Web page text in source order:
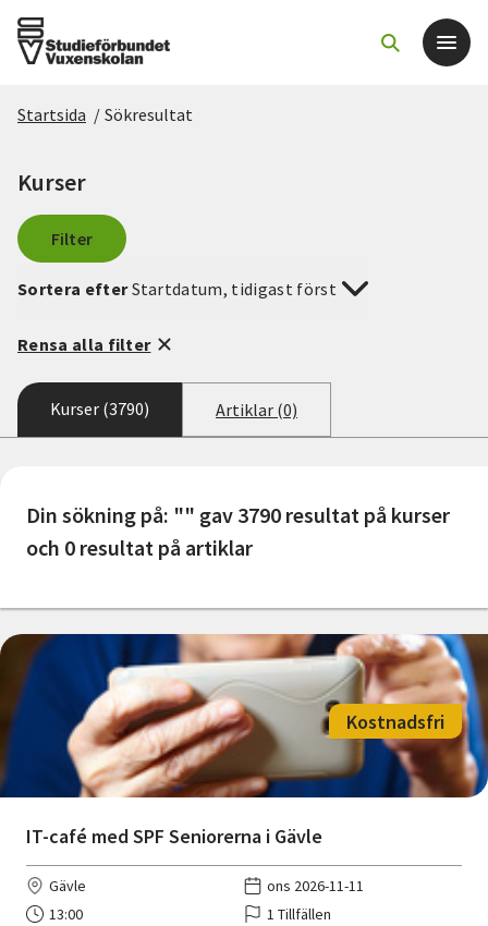
För dig som
Sök kurser och evenemang
Starta studiecirkel
Cirkelledare
Nyheter
Avdelningar
Lyssna
Startsida / Sökresultat
Kurser
Filter
Sortera efterStartdatum, tidigast först
Rensa alla filter
Kurser (3790) Artiklar (0)
Din sökning på: "" gav 3790 resultat på kurser
och 0 resultat på artiklar
IT-café med SPF Seniorerna i Gävle
Kostnadsfri
Gävle
ons 2026-11-11
13:00
1 Tillfällen